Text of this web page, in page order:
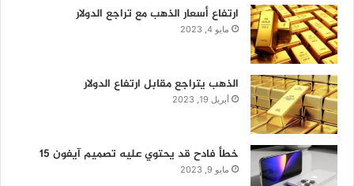
ارتفاع أسعار الذهب مع تراجع الدولار
مايو 4, 2023
الذهب يتراجع مقابل ارتفاع الدولار
أبريل 19, 2023
خطأ فادح قد يحتوي عليه تصميم آيفون 15
مايو 9, 2023